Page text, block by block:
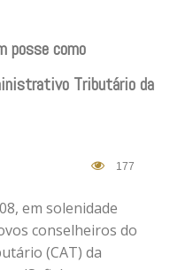
posse como
Tributário da
177
em solenidade
conselheiros do
(CAT) da